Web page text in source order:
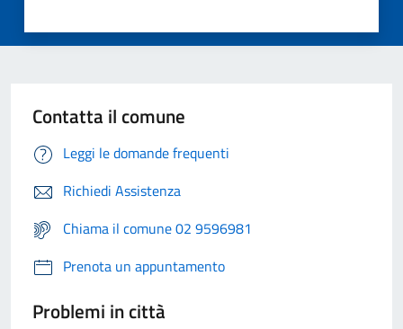
Contatta il comune
Leggi le domande frequenti
Richiedi Assistenza
Chiama il comune 02 9596981
Prenota un appuntamento
Problemi in città